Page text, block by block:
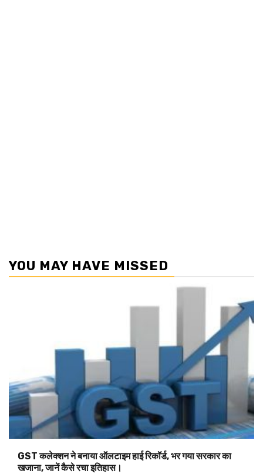
YOU MAY HAVE MISSED
GST कलेक्शन ने बनाया ऑलटाइम हाई रिकॉर्ड, भर गया सरकार का
खजाना, जानें कैसे रचा इतिहास।